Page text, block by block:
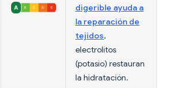
digerible ayuda a
la reparación de
tejidos,
electrolitos
(potasio) restauran
la hidratación.